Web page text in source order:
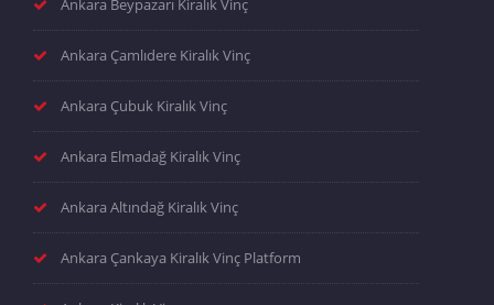
Ankara Beypazarı Kiralık Vinç
Ankara Çamlıdere Kiralık Vinç
Ankara Çubuk Kiralık Vinç
Ankara Elmadağ Kiralık Vinç
Ankara Altındağ Kiralık Vinç
Ankara Çankaya Kiralık Vinç Platform